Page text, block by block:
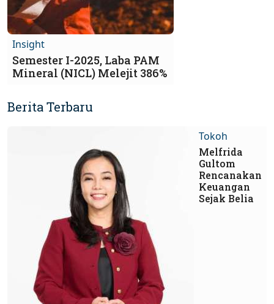
Insight
Semester I-2025, Laba PAM
Mineral (NICL) Melejit 386%
Berita Terbaru
Tokoh
Melfrida
Gultom
Rencanakan
Keuangan
Sejak Belia